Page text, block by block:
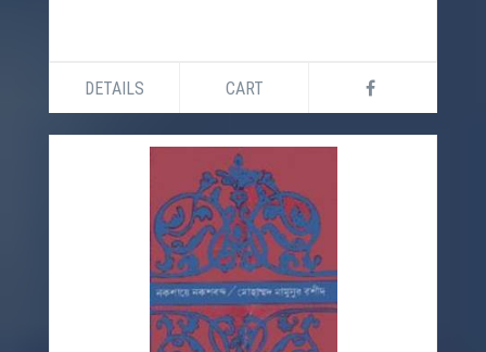
DETAILS CART